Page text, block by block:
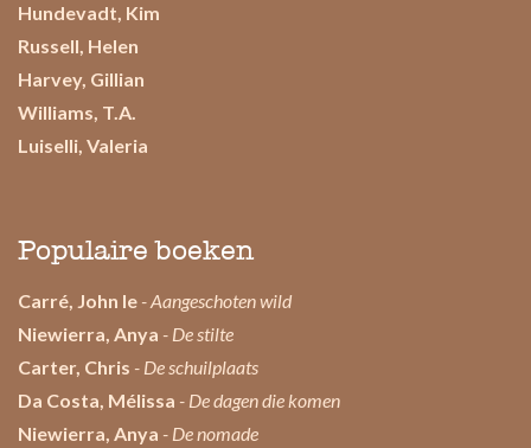
Hundevadt, Kim
Russell, Helen
Harvey, Gillian
Williams, T.A.
Luiselli, Valeria
Populaire boeken
Carré, John le - Aangeschoten wild
Niewierra, Anya - De stilte
Carter, Chris - De schuilplaats
Da Costa, Mélissa - De dagen die komen
Niewierra, Anya - De nomade